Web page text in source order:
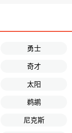
勇士
奇才
太阳
鹈鹕
尼克斯